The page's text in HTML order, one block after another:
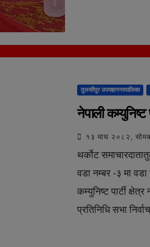
तुलसीपुर उपमहानगरपालिका
नेपाली कम्युनिष्ट
१३ माघ २०८२,
थर्काेट
वडा नम्बर -३ मा
कम्युनिष्ट पार्टी
प्रतिनिधि सभा